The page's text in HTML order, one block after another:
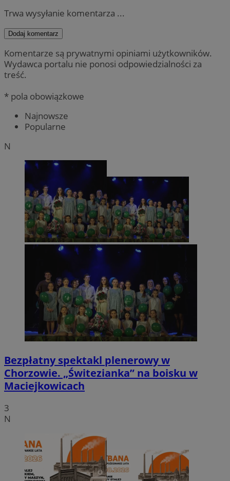
Trwa wysyłanie komentarza ...
Dodaj komentarz
Komentarze są prywatnymi opiniami użytkowników.
Wydawca portalu nie ponosi odpowiedzialności za
treść.
* pola obowiązkowe
Najnowsze
Popularne
N
Bezpłatny spektakl plenerowy w
Chorzowie. „Świtezianka” na boisku w
Maciejkowicach
3
N